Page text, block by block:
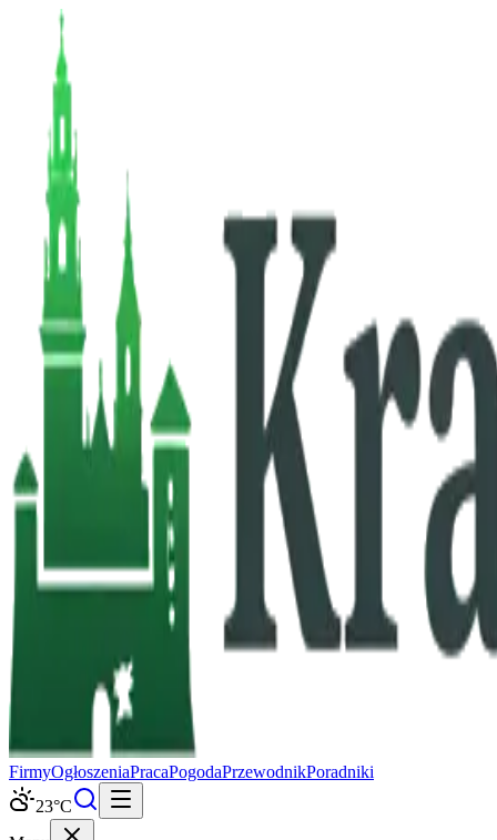
FirmyOgłoszeniaPracaPogodaPrzewodnikPoradniki
23°C